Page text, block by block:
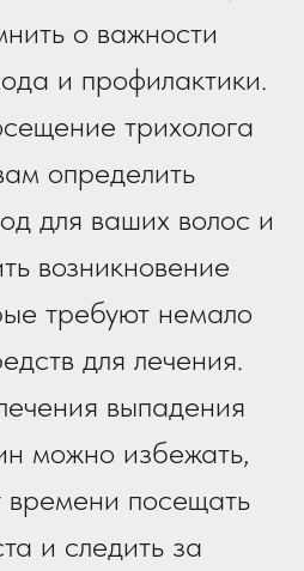
о важности
и профилактики.
трихолога
определить
для ваших волос и
возникновение
требуют немало
для лечения.
выпадения
можно избежать,
времени посещать
и следить за